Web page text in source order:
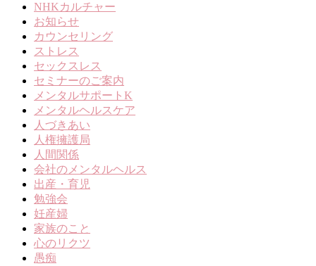
NHKカルチャー
お知らせ
カウンセリング
ストレス
セックスレス
セミナーのご案内
メンタルサポートK
メンタルヘルスケア
人づきあい
人権擁護局
人間関係
会社のメンタルヘルス
出産・育児
勉強会
妊産婦
家族のこと
心のリクツ
愚痴